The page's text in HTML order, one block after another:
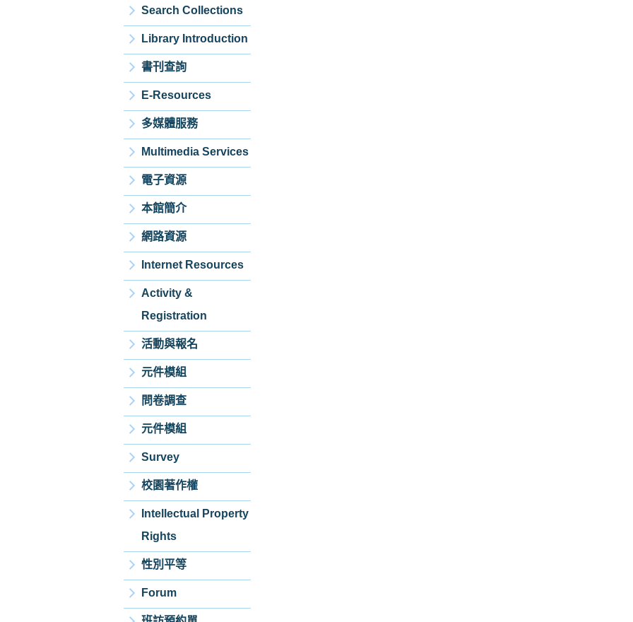
Search Collections
Library Introduction
書刊查詢
E-Resources
多媒體服務
Multimedia Services
電子資源
本館簡介
網路資源
Internet Resources
Activity &
Registration
活動與報名
元件模組
問卷調查
元件模組
Survey
校園著作權
Intellectual Property
Rights
性別平等
Forum